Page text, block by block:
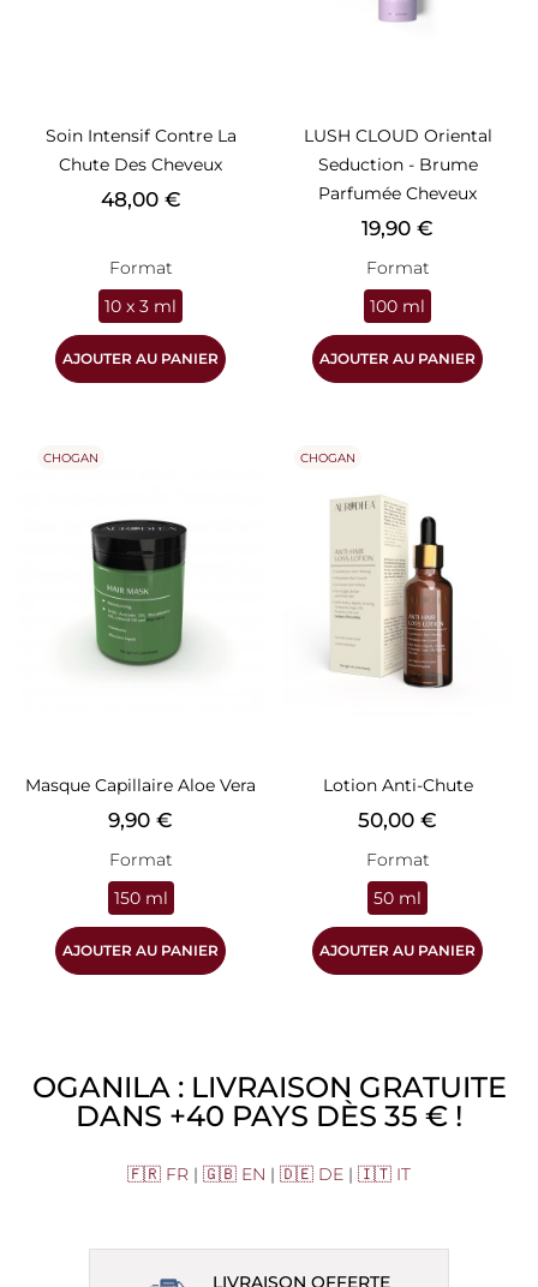
Soin Intensif Contre La
Chute Des Cheveux
Prix
48,00 €
Format
10 x 3 ml
AJOUTER AU PANIER
LUSH CLOUD Oriental
Seduction - Brume
Parfumée Cheveux
Prix
19,90 €
Format
100 ml
AJOUTER AU PANIER
Masque Capillaire Aloe Vera
Prix
9,90 €
Format
150 ml
AJOUTER AU PANIER
CHOGAN
Lotion Anti-Chute
Prix
50,00 €
Format
50 ml
AJOUTER AU PANIER
CHOGAN
OGANILA : LIVRAISON GRATUITE
DANS +40 PAYS DÈS 35 € !
🇫🇷 FR | 🇬🇧 EN | 🇩🇪 DE | 🇮🇹 IT
LIVRAISON OFFERTE